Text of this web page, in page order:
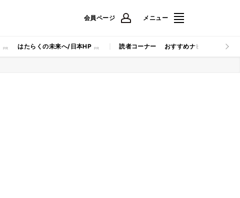
会員ページ メニュー
はたらくの未来へ/日本HP 読者コーナー おすすめナビ マイナビ